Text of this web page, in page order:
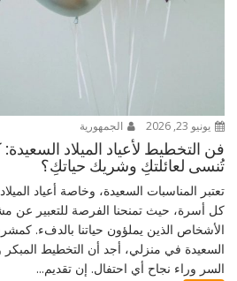
يونيو 23, 2026 الجمهورية
فن التخطيط لأعياد الميلاد
تُنسى لعائلتكِ وشريك حياتكِ؟
تعتبر المناسبات السعيدة، وخاصة أعياد
كل أسرة، حيث تمنحنا الفرصة للتعبير عن
الأشخاص الذين يملؤون حياتنا بالدفء.
السعيدة في منزلي، أجد أن التخطيط
السر وراء نجاح أي احتفال. إن تقديم...